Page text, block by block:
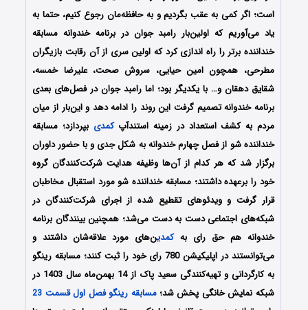
است؛ اگر کمی به عقب بگردیم و به حافظه‌مان رجوع کنیم، حتما به
یاد می‌آوریم که اولین‌بار رامبد جوان در برنامه خندوانه مسابقه
خنداننده برتر را راه اندازی کرد که اولین سری از آن رقابت بازیگران
مطرحی، همچون امین حیایی، سروش صحت، علیرضا خمسه،
شقایق دهقان و… با یکدیگر بود؛ اما رامبد جوان در فصل‌های بعدی
برنامه خندوانه تصمیم گرفت این روند را ادامه دهد و این‌بار از میان
مردم به کشف استعداد در زمینه استندآپکمدی بپردازد؛ مسابقه
خنداننده شو از فصل چهارم خندوانه به شکل جدی و با حضور داوران
برگزار شد که هر کدام از آن‌ها وظیفه هدایت شرکت‌کنندگان گروه
خود را برعهده داشتند؛ مسابقه خنداننده شو مورد استقبال مخاطبان
قرار گرفت و ویدئو‌های تقطیع شده از اجرای شرکت‌کنندگان در
شبکه‌های اجتماعی دست به دست می‌شد؛ همچنین بینندگان برنامه
خندوانه هم حق رای بهکمدین‌های مورد علاقه‌شان داشتند و
می‌توانستند در اپلیکیشن 780 رای خود را ثبت کنند؛ مسابقه رینگو
به کارگردانی و تهیه‌کنندگی سعید پاک از 14 بهمن‌ماه سال 1403 در
شبکه نمایش خانگی پخش شد؛مسابقه رینگو فصل اول قسمت 23